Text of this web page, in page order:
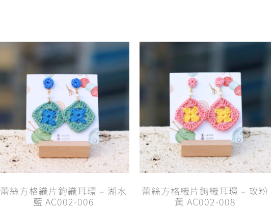
蕾絲方格織片鉤織耳環 – 湖水
藍 AC002-006
蕾絲方格織片鉤織耳環 – 玫粉
黃 AC002-008